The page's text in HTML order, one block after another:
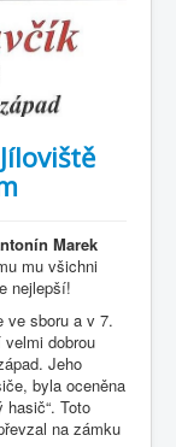
Marek
mu všichni
nejlepší!
ve sboru a v 7.
dobrou
Jeho
byla oceněna
Toto
na zámku